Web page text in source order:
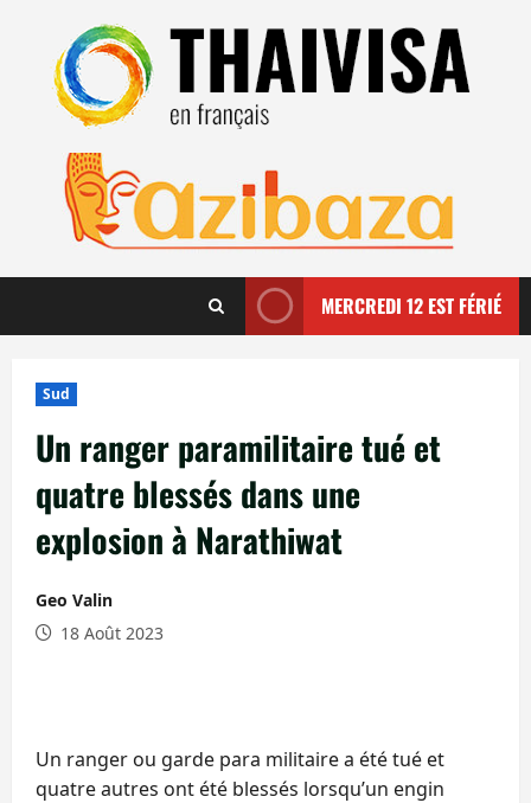
contenu
MERCREDI 12 EST FÉRIÉ
Sud
Un ranger paramilitaire tué et
quatre blessés dans une
explosion à Narathiwat
Geo Valin
18 Août 2023
Un ranger ou garde para militaire a été tué et
quatre autres ont été blessés lorsqu’un engin